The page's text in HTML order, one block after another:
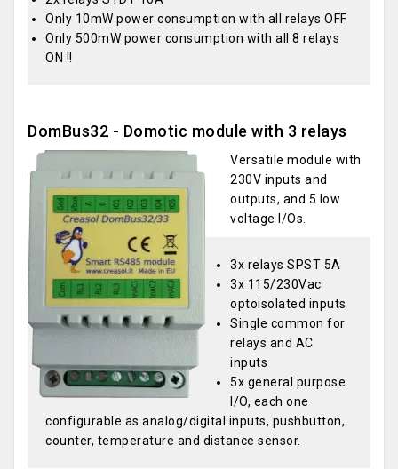
Only 10mW power consumption with all relays OFF
Only 500mW power consumption with all 8 relays
ON !!
DomBus32 - Domotic module with 3 relays
Versatile module with
230V inputs and
outputs, and 5 low
voltage I/Os.
3x relays SPST 5A
3x 115/230Vac
optoisolated inputs
Single common for
relays and AC
inputs
5x general purpose
I/O, each one
configurable as analog/digital inputs, pushbutton,
counter, temperature and distance sensor.